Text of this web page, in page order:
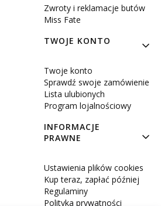
Zwroty i reklamacje butów
Miss Fate
TWOJE KONTO
Twoje konto
Sprawdź swoje zamówienie
Lista ulubionych
Program lojalnościowy
INFORMACJE
PRAWNE
Ustawienia plików cookies
Kup teraz, zapłać później
Regulaminy
Polityka prywatności